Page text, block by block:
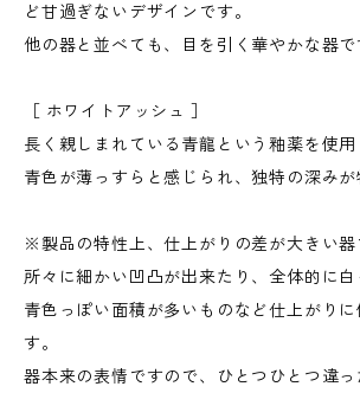
ど甘過ぎないデザインです。
他の器と並べても、目を引く華やかな器で
［ ホワイトアッシュ ］
長く親しまれている青龍という釉薬を使用
青色が薄っすらと感じられ、独特の深みが
※製品の特性上、仕上がりの差が大きい器
所々に細かい凹凸が出来たり、全体的に
青色っぽい面積が多いものなど仕上がり
す。
器本来の表情ですので、ひとつひとつ違